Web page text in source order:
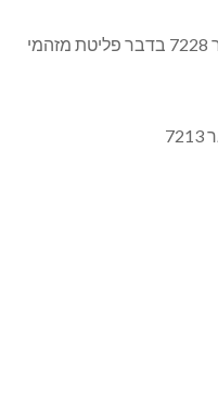
7. דו"ח ברננדה פליקשטיין מפברואר 7228 בדבר פליטת מזהמי